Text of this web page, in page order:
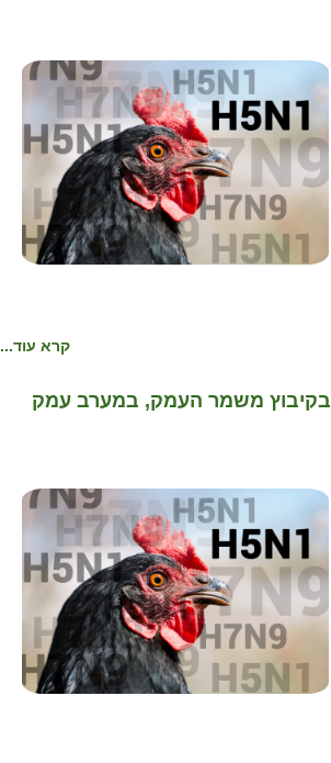
קרא עוד...
שפעת עופות התגלתה במוקד עשירי לעונת 2025-2024 בקיבוץ משמר העמק, במערב עמק